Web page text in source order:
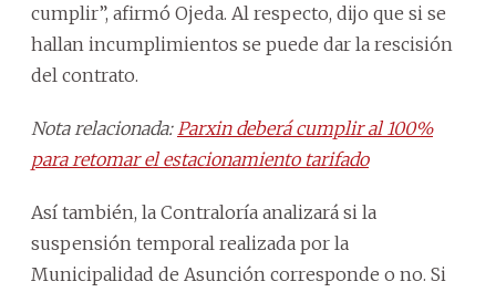
cumplir”, afirmó Ojeda. Al respecto, dijo que si se
hallan incumplimientos se puede dar la rescisión
del contrato.
Nota relacionada: Parxin deberá cumplir al 100%
para retomar el estacionamiento tarifado
Así también, la Contraloría analizará si la
suspensión temporal realizada por la
Municipalidad de Asunción corresponde o no. Si